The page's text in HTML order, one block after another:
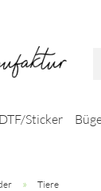
Sticker
» Tiere